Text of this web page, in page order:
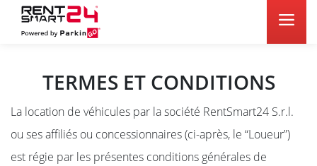
TERMES ET CONDITIONS
La location de véhicules par la société RentSmart24 S.r.l.
ou ses affiliés ou concessionnaires (ci-après, le “Loueur”)
est régie par les présentes conditions générales de